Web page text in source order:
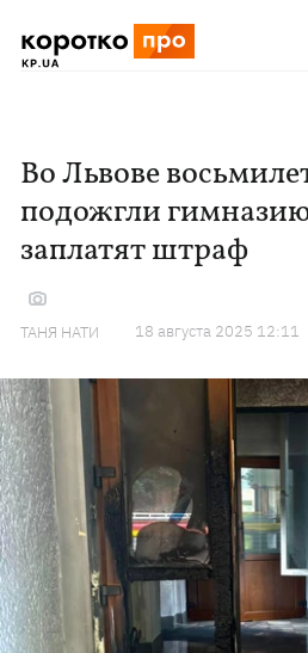
Во Львове
подожгли
заплатят штраф
ТАНЯ НАТИ 18 августа 2025 12:11